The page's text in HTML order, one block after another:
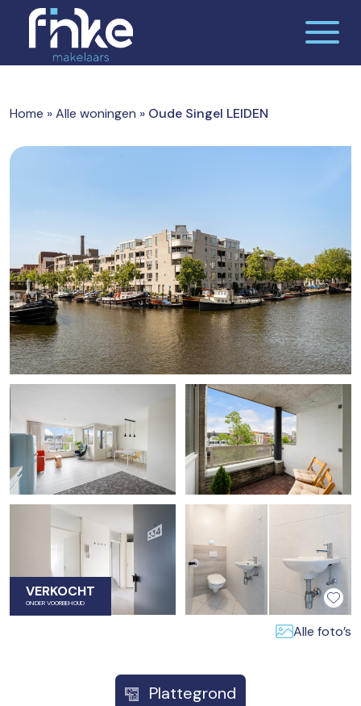
content
Home »Alle woningen » Oude Singel LEIDEN
VERKOCHT
ONDER VOORBEHOUD
Alle foto’s
Plattegrond